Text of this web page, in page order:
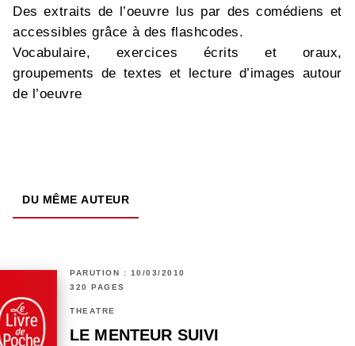
Des extraits de l’oeuvre lus par des comédiens et
accessibles grâce à des flashcodes.
Vocabulaire, exercices écrits et oraux,
groupements de textes et lecture d’images autour
de l’oeuvre
DU MÊME AUTEUR
PARUTION : 10/03/2010
320 PAGES
THÉÂTRE
LE MENTEUR SUIVI